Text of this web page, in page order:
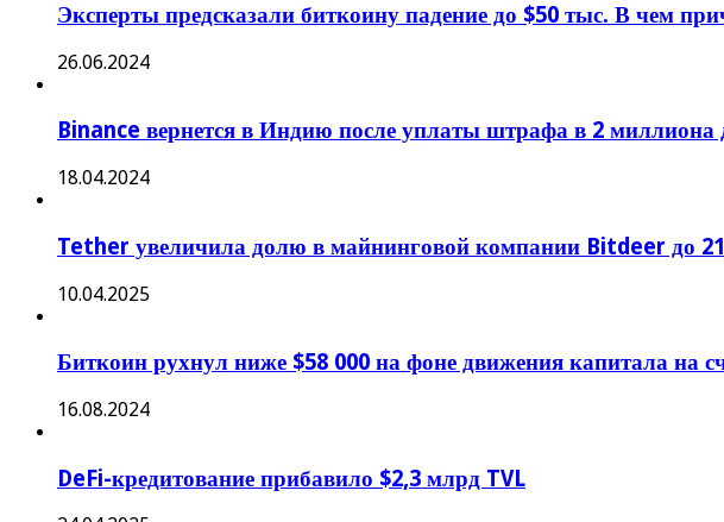
Эксперты предсказали биткоину падение до $50 тыс. В чем
26.06.2024
Binance вернется в Индию после уплаты штрафа в 2 миллиона
18.04.2024
Tether увеличила долю в майнинговой компании Bitdeer до
10.04.2025
Биткоин рухнул ниже $58 000 на фоне движения капитала на
16.08.2024
DeFi-кредитование прибавило $2,3 млрд TVL